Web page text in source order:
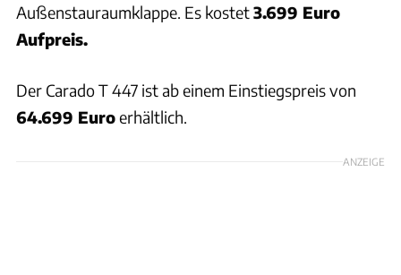
Außenstauraumklappe. Es kostet3.699 Euro
Aufpreis.
Der Carado T 447 ist ab einem Einstiegspreis von
64.699 Euroerhältlich.
ANZEIGE